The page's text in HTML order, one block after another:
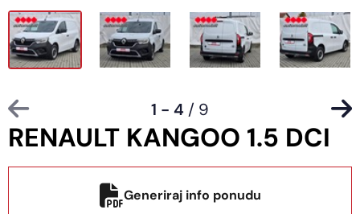
RENAULT KANGOO 1.5 DCI
1 - 4 / 9
Generiraj info ponudu